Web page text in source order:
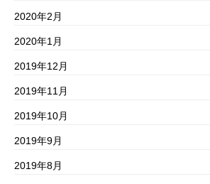
2020年2月
2020年1月
2019年12月
2019年11月
2019年10月
2019年9月
2019年8月